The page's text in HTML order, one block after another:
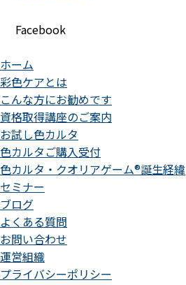
Facebook
ホーム
彩色ケアとは
こんな方にお勧めです
資格取得講座のご案内
お試し色カルタ
色カルタご購入受付
色カルタ・クオリアゲーム®誕生経緯
セミナー
ブログ
よくある質問
お問い合わせ
運営組織
プライバシーポリシー